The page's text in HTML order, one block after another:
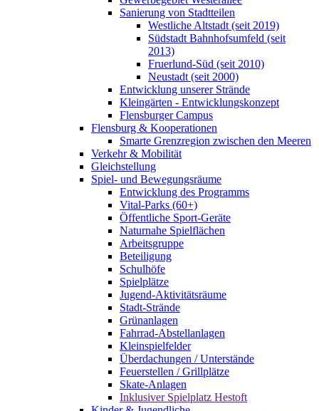
Sanierung von Stadtteilen
Westliche Altstadt (seit 2019)
Südstadt Bahnhofsumfeld (seit
2013)
Fruerlund-Süd (seit 2010)
Neustadt (seit 2000)
Entwicklung unserer Strände
Kleingärten - Entwicklungskonzept
Flensburger Campus
Flensburg & Kooperationen
Smarte Grenzregion zwischen den Meeren
Verkehr & Mobilität
Gleichstellung
Spiel- und Bewegungsräume
Entwicklung des Programms
Vital-Parks (60+)
Öffentliche Sport-Geräte
Naturnahe Spielflächen
Arbeitsgruppe
Beteiligung
Schulhöfe
Spielplätze
Jugend-Aktivitätsräume
Stadt-Strände
Grünanlagen
Fahrrad-Abstellanlagen
Kleinspielfelder
Überdachungen / Unterstände
Feuerstellen / Grillplätze
Skate-Anlagen
Inklusiver Spielplatz Hestoft